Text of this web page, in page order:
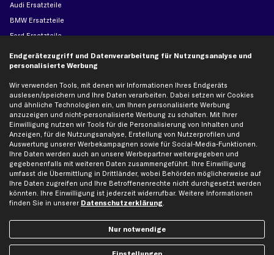
Audi Ersatzteile
BMW Ersatzteile
Ford Ersatzteile
Opel Ersatzteile
Peugeot Ersatzteile
Renault Ersatzteile
Seat Ersatzteile
Skoda Ersatzteile
VW Ersatzteile
Social Media
Endgerätezugriff und Datenverarbeitung für Nutzungsanalyse und
personalisierte Werbung
Wir verwenden Tools, mit denen wir Informationen Ihres Endgeräts
auslesen/speichern und Ihre Daten verarbeiten. Dabei setzen wir Cookies
und ähnliche Technologien ein, um Ihnen personalisierte Werbung
anzuzeigen und nicht-personalisierte Werbung zu schalten. Mit Ihrer
Einwilligung nutzen wir Tools für die Personalisierung von Inhalten und
Anzeigen, für die Nutzungsanalyse, Erstellung von Nutzerprofilen und
Auswertung unserer Werbekampagnen sowie für Social-Media-Funktionen.
Ihre Daten werden auch an unsere Werbepartner weitergegeben und
gegebenenfalls mit weiteren Daten zusammengeführt. Ihre Einwilligung
umfasst die Übermittlung in Drittländer, wobei Behörden möglicherweise auf
Ihre Daten zugreifen und Ihre Betroffenenrechte nicht durchgesetzt werden
könnten. Ihre Einwilligung ist jederzeit widerrufbar. Weitere Informationen
finden Sie in unserer Datenschutzerklärung.
Nur notwendige